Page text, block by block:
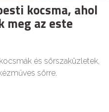
kocsma, ahol
meg az este
és sörszaküzletek,
sörre.